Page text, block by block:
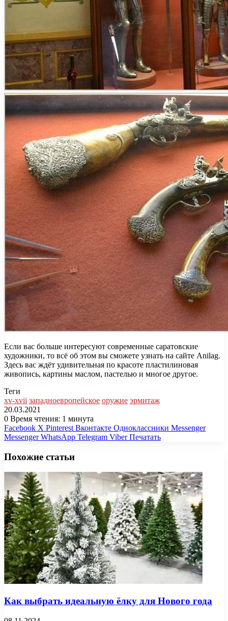
Если вас больше интересуют современные саратовские
художники, то всё об этом вы сможете узнать на сайте Anilag.
Здесь вас ждёт удивительная по красоте пластилиновая
живопись, картины маслом, пастелью и многое другое.
Теги
xv-xvii западноевропейское оружие эрмитаж
20.03.2021
0 Время чтения: 1 минута
Facebook X Pinterest Вконтакте Одноклассники Messenger
Messenger WhatsApp Telegram Viber Печатать
Похожие статьи
Как выбрать идеальную ёлку для Нового года